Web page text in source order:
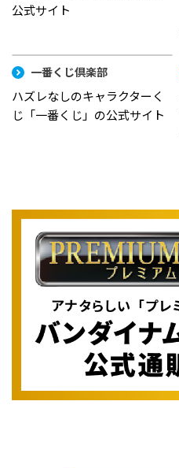
公式サイト
一番くじ倶楽部
ハズレなしのキャラクターく
じ「一番くじ」の公式サイト